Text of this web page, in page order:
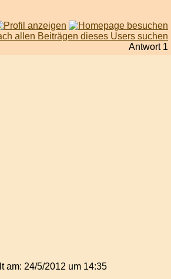
Antwort 1
am: 24/5/2012 um 14:35